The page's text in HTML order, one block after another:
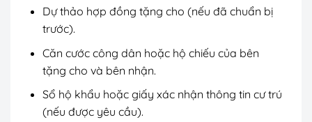
Dự thảo hợp đồng tặng cho (nếu đã chuẩn bị
trước).
Căn cước công dân hoặc hộ chiếu của bên
tặng cho và bên nhận.
Sổ hộ khẩu hoặc giấy xác nhận thông tin cư trú
(nếu được yêu cầu).